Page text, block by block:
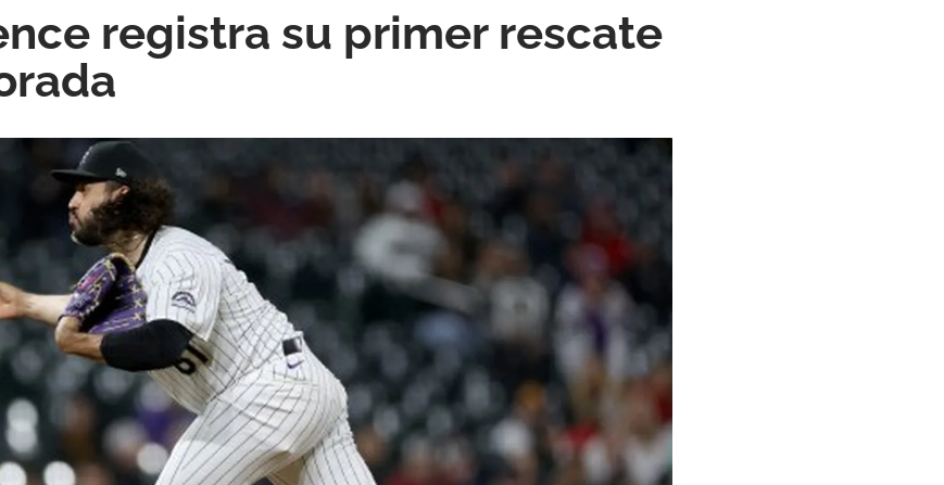
registra su primer rescate